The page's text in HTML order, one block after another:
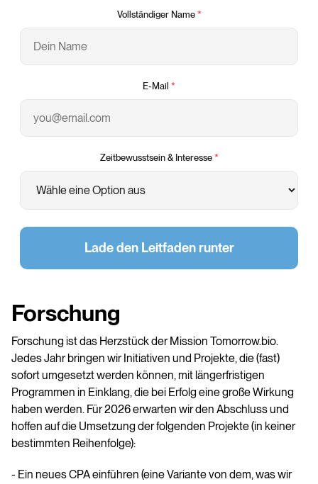
Vollständiger Name *
E-Mail *
Zeitbewusstsein & Interesse *
Lade den Leitfaden runter
Forschung
Forschung ist das Herzstück der Mission Tomorrow.bio.
Jedes Jahr bringen wir Initiativen und Projekte, die (fast)
sofort umgesetzt werden können, mit längerfristigen
Programmen in Einklang, die bei Erfolg eine große Wirkung
haben werden. Für 2026 erwarten wir den Abschluss und
hoffen auf die Umsetzung der folgenden Projekte (in keiner
bestimmten Reihenfolge):
- Ein neues CPA einführen (eine Variante von dem, was wir